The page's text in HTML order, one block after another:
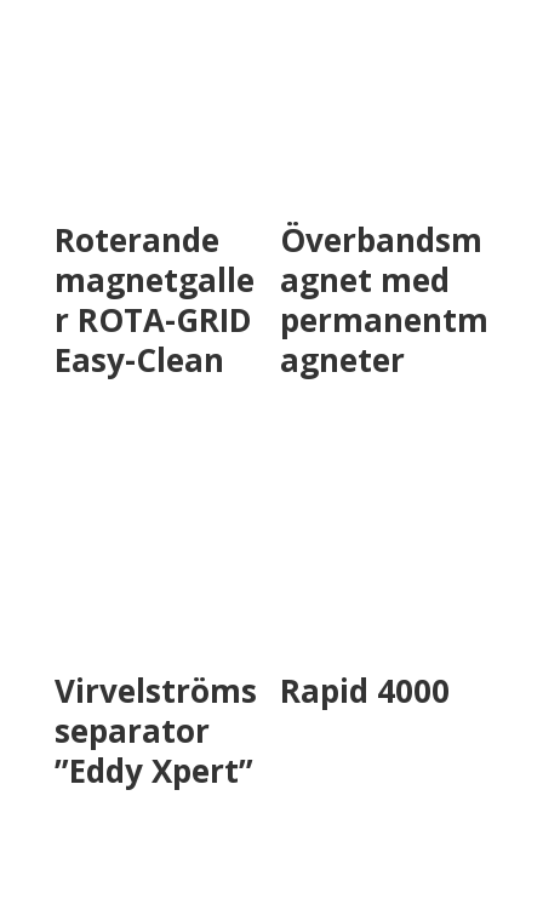
Roterande
magnetgalle
r ROTA-GRID
Easy-Clean
Överbandsm
agnet med
permanentm
agneter
Virvelströms
separator
”Eddy Xpert”
Rapid 4000